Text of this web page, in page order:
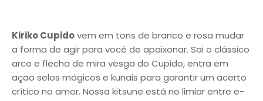
Kiriko Cupidovem em tons de branco e rosa mudar
a forma de agir para você de apaixonar. Sai o clássico
arco e flecha de mira vesga do Cupido, entra em
ação selos mágicos e kunais para garantir um acerto
crítico no amor. Nossa kitsune está no limiar entre e-